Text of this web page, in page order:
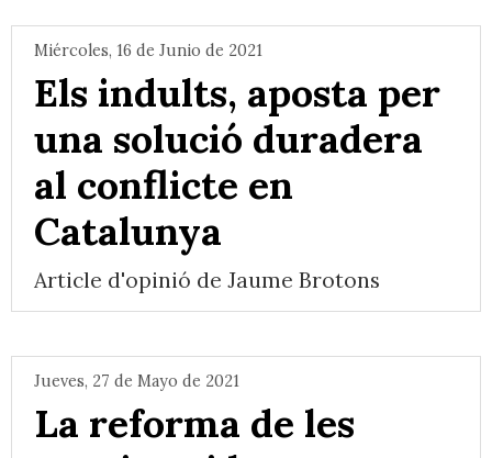
Miércoles, 16 de Junio de 2021
Els indults, aposta per
una solució duradera
al conflicte en
Catalunya
Article d'opinió de Jaume Brotons
Jueves, 27 de Mayo de 2021
La reforma de les